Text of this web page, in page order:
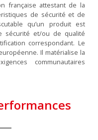
française attestant de la
de sécurité et de
qu’un produit est
sécurité et/ou de qualité
correspondant. Le
Il matérialise la
communautaires